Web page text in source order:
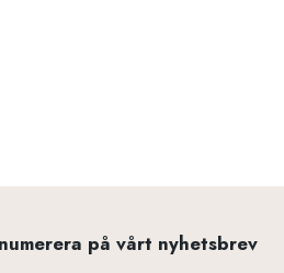
på vårt nyhetsbrev